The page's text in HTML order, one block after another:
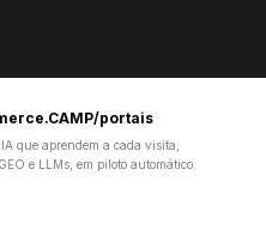
portais
que aprendem a cada visita,
e LLMs, em piloto automático.